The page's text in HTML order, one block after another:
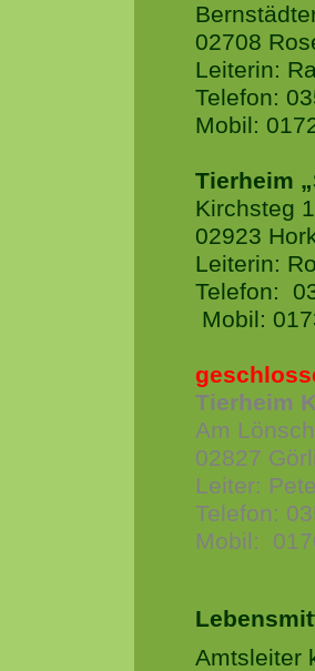
02708
Leiterin:
Telefon:
Mobil:
Tierheim
Kirchsteg
02923
Leiterin:
Telefon:
Mobil:
Tierheim
Am
02827
Leiter:
Telefon:
Mobil:
Amtsleiter